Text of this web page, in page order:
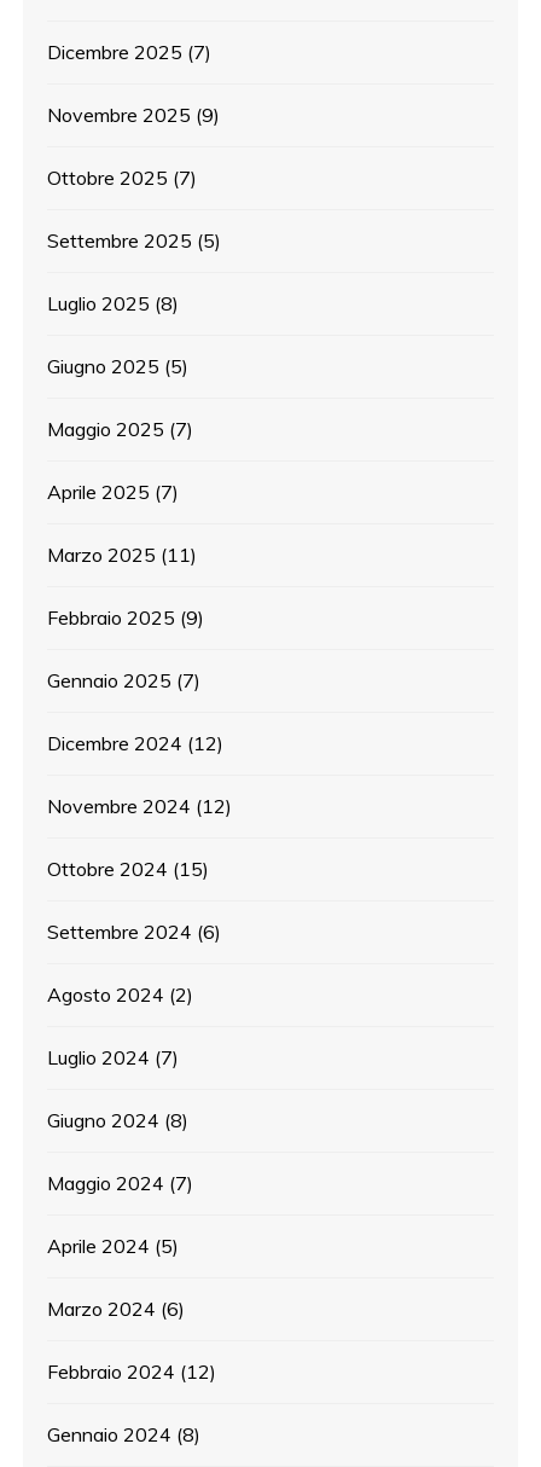
Dicembre 2025 (7)
Novembre 2025 (9)
Ottobre 2025 (7)
Settembre 2025 (5)
Luglio 2025 (8)
Giugno 2025 (5)
Maggio 2025 (7)
Aprile 2025 (7)
Marzo 2025 (11)
Febbraio 2025 (9)
Gennaio 2025 (7)
Dicembre 2024 (12)
Novembre 2024 (12)
Ottobre 2024 (15)
Settembre 2024 (6)
Agosto 2024 (2)
Luglio 2024 (7)
Giugno 2024 (8)
Maggio 2024 (7)
Aprile 2024 (5)
Marzo 2024 (6)
Febbraio 2024 (12)
Gennaio 2024 (8)